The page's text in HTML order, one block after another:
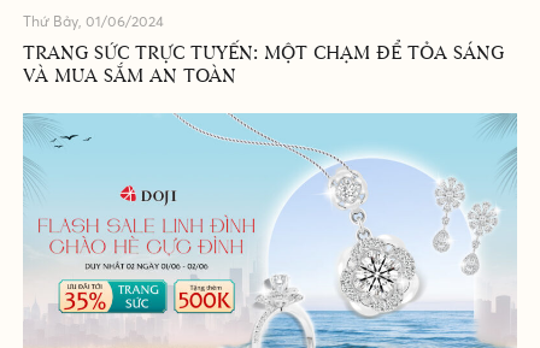
Thứ Bảy, 01/06/2024
TRANG SỨC TRỰC TUYẾN: MỘT CHẠM ĐỂ TỎA SÁNG
VÀ MUA SẮM AN TOÀN